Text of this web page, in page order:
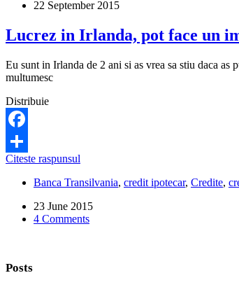
la
banca
in
daca
22 September 2015
Lucrez in Irlanda, pot face un
Eu sunt in Irlanda de 2 ani si as vrea sa stiu daca
multumesc
Distribuie
Facebook
Share
Citeste raspunsul
Irlanda,
face
un
Banca Transilvania, credit ipotecar, Credite,
23 June 2015
4 Comments
Posts